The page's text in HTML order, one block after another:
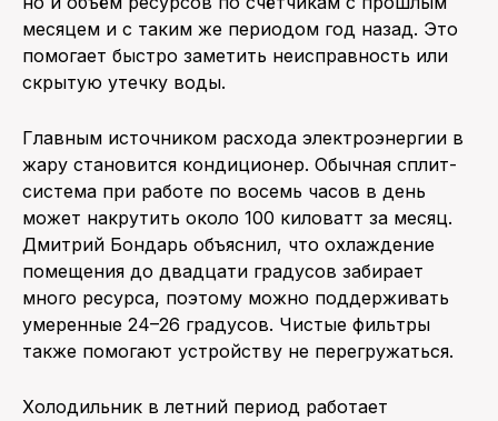
месяцем и с таким же периодом год назад. Это
помогает быстро заметить неисправность или
скрытую утечку воды.
Главным источником расхода электроэнергии в
жару становится кондиционер. Обычная сплит-
система при работе по восемь часов в день
может накрутить около 100 киловатт за месяц.
Дмитрий Бондарь объяснил, что охлаждение
помещения до двадцати градусов забирает
много ресурса, поэтому можно поддерживать
умеренные 24–26 градусов. Чистые фильтры
также помогают устройству не перегружаться.
Холодильник в летний период работает